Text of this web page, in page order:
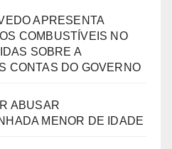
APRESENTA
COMBUSTÍVEIS NO
SOBRE A
CONTAS DO GOVERNO
ABUSAR
MENOR DE IDADE